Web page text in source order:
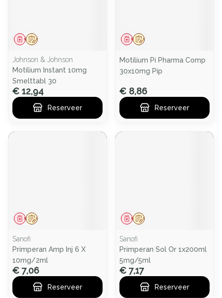
Op voorschrift
Geneesmiddel
Johnson & Johnson
Motilium Instant 10mg
Smelttabl 30
€ 12,94
Reserveer
Op voorschrift
Geneesmiddel
Motilium Pi Pharma Comp
30x10mg Pip
€ 8,86
Reserveer
Op voorschrift
Geneesmiddel
Sanofi
Primperan Amp Inj 6 X
10mg/2ml
€ 7,06
Reserveer
Op voorschrift
Geneesmiddel
Sanofi
Primperan Sol Or 1x200ml
5mg/5ml
€ 7,17
Reserveer